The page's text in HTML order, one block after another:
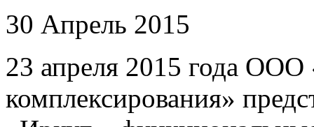
30 Апрель 2015
23 апреля 2015 года
комплексирования»